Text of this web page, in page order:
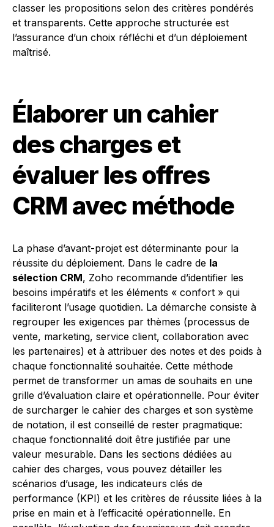
classer les propositions selon des critères pondérés
et transparents. Cette approche structurée est
l’assurance d’un choix réfléchi et d’un déploiement
maîtrisé.
Élaborer un cahier
des charges et
évaluer les offres
CRM avec méthode
La phase d’avant-projet est déterminante pour la
réussite du déploiement. Dans le cadre de la
sélection CRM, Zoho recommande d’identifier les
besoins impératifs et les éléments « confort » qui
faciliteront l’usage quotidien. La démarche consiste à
regrouper les exigences par thèmes (processus de
vente, marketing, service client, collaboration avec
les partenaires) et à attribuer des notes et des poids à
chaque fonctionnalité souhaitée. Cette méthode
permet de transformer un amas de souhaits en une
grille d’évaluation claire et opérationnelle. Pour éviter
de surcharger le cahier des charges et son système
de notation, il est conseillé de rester pragmatique:
chaque fonctionnalité doit être justifiée par une
valeur mesurable. Dans les sections dédiées au
cahier des charges, vous pouvez détailler les
scénarios d’usage, les indicateurs clés de
performance (KPI) et les critères de réussite liées à la
prise en main et à l’efficacité opérationnelle. En